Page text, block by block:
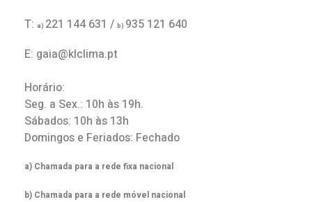
T: a) 221 144 631 / b) 935 121 640
E: gaia@klclima.pt
Horário:
Seg. a Sex.: 10h às 19h.
Sábados: 10h às 13h
Domingos e Feriados: Fechado
a) Chamada para a rede fixa nacional
b) Chamada para a rede móvel nacional